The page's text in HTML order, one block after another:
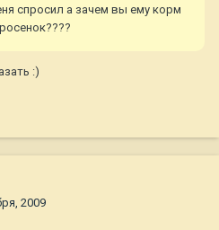
спросил а зачем вы ему корм
:)
2009